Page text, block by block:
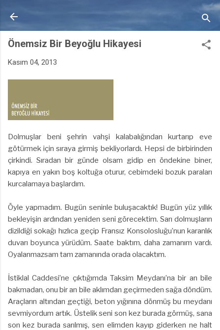
Önemsiz Bir Beyoğlu Hikayesi
Kasım 04, 2013
Dolmuşlar beni şehrin vahşi kalabalığından kurtarıp eve
götürmek için sıraya girmiş bekliyorlardı. Hepsi de birbirinden
çirkindi. Sıradan bir günde olsam gidip en öndekine biner,
kapıya en yakın boş koltuğa oturur, cebimdeki bozuk paraları
kurcalamaya başlardım.
Öyle yapmadım. Bugün seninle buluşacaktık! Bugün yüz yıllık
bekleyişin ardından yeniden seni görecektim. Sarı dolmuşların
dizildiği sokağı hızlıca geçip Fransız Konsolosluğu’nun karanlık
duvarı boyunca yürüdüm. Saate baktım, daha zamanım vardı.
Oyalanmazsam tam zamanında orada olacaktım.
İstiklal Caddesi’ne çıktığımda Taksim Meydanı’na bir an bile
bakmadan, onu bir an bile aklımdan geçirmeden sağa döndüm.
Araçların altından geçtiği, beton yığınına dönmüş bu meydanı
sevmiyordum artık. Üstelik seni son kez burada görmüş, sana
son kez burada sarılmış, sen elimden kayıp giderken ne halt